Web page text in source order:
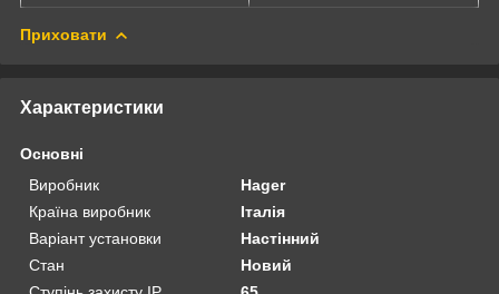
Приховати
Характеристики
Основні
Виробник
Hager
Країна виробник
Італія
Варіант установки
Настінний
Стан
Новий